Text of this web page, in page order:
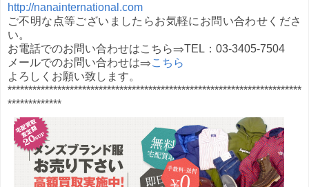
http://nanainternational.com
ご不明な点等ございましたらお気軽にお問い合わせくださ
い。
お電話でのお問い合わせはこちら⇒TEL：03-3405-7504
メールでのお問い合わせは⇒こちら
よろしくお願い致します。
***********************************************************************
*************